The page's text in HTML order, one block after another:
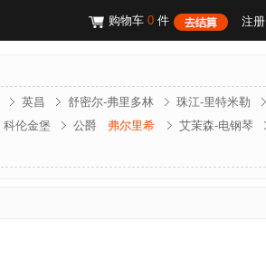
注册
购物车 0 件
英昌 舒密尔-弗里多林 珠江-里特米勒
科伦金堡 公爵 弗尔里希 艾茉森-电钢琴